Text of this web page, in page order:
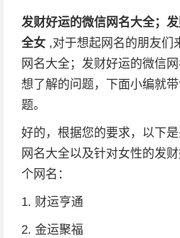
发财好运的微信网名大全；
全女 ,对于想起网名的朋友们
网名大全；发财好运的微信
想了解的问题，下面小编就
题。
好的，根据您的要求，以下
网名大全以及针对女性的发
个网名：
1. 财运亨通
2. 金运聚福